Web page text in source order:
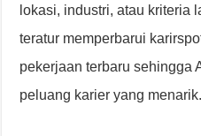
lokasi, industri, atau kriteria
teratur memperbarui
pekerjaan terbaru sehingga
peluang karier yang menarik.